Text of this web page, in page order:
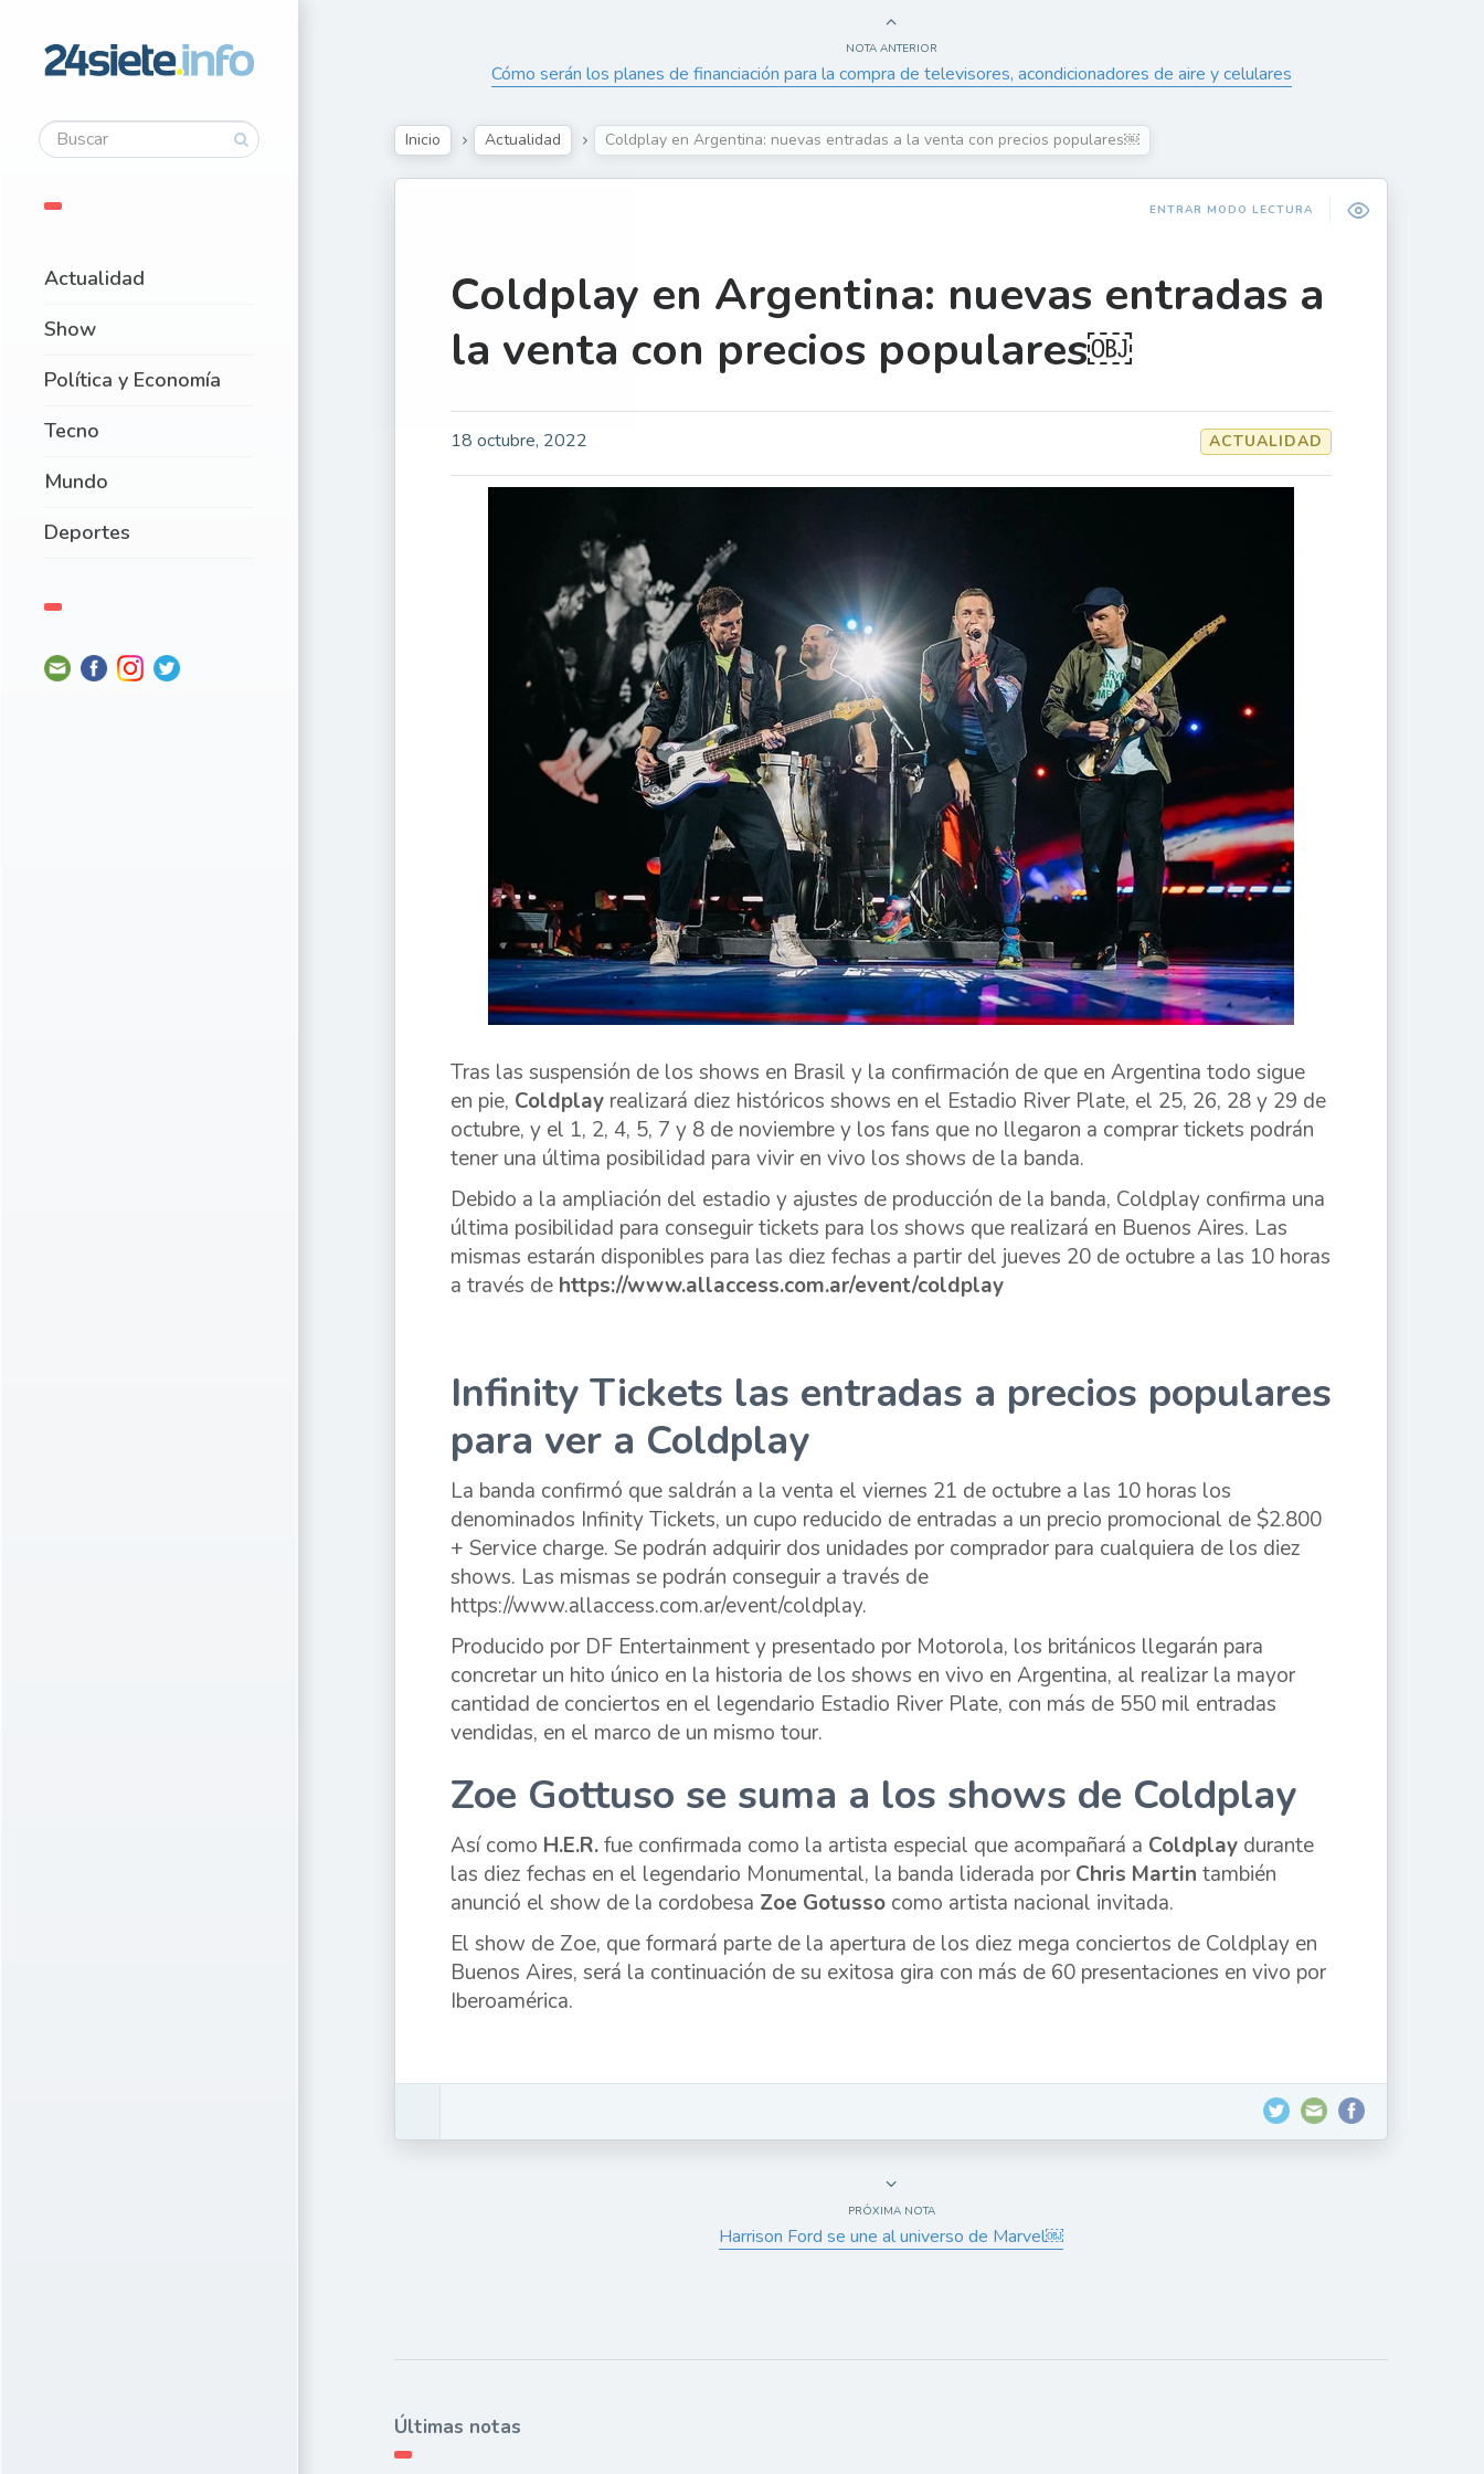
Actualidad
Show
Política y Economía
Tecno
Mundo
Deportes
NOTA ANTERIOR
Cómo serán los planes de financiación para la compra de televisores, acondicionadores de aire y celulares
Inicio Actualidad Coldplay en Argentina: nuevas entradas a la venta con precios populares￼
ENTRAR MODO LECTURA
Coldplay en Argentina: nuevas entradas a
la venta con precios populares￼
18 octubre, 2022 ACTUALIDAD
Tras las suspensión de los shows en Brasil y la confirmación de que en Argentina todo sigue
en pie, Coldplay realizará diez históricos shows en el Estadio River Plate, el 25, 26, 28 y 29 de
octubre, y el 1, 2, 4, 5, 7 y 8 de noviembre y los fans que no llegaron a comprar tickets podrán
tener una última posibilidad para vivir en vivo los shows de la banda.
Debido a la ampliación del estadio y ajustes de producción de la banda, Coldplay confirma una
última posibilidad para conseguir tickets para los shows que realizará en Buenos Aires. Las
mismas estarán disponibles para las diez fechas a partir del jueves 20 de octubre a las 10 horas
a través de https://www.allaccess.com.ar/event/coldplay
Infinity Tickets las entradas a precios populares
para ver a Coldplay
La banda confirmó que saldrán a la venta el viernes 21 de octubre a las 10 horas los
denominados Infinity Tickets, un cupo reducido de entradas a un precio promocional de $2.800
+ Service charge. Se podrán adquirir dos unidades por comprador para cualquiera de los diez
shows. Las mismas se podrán conseguir a través de
https://www.allaccess.com.ar/event/coldplay.
Producido por DF Entertainment y presentado por Motorola, los británicos llegarán para
concretar un hito único en la historia de los shows en vivo en Argentina, al realizar la mayor
cantidad de conciertos en el legendario Estadio River Plate, con más de 550 mil entradas
vendidas, en el marco de un mismo tour.
Zoe Gottuso se suma a los shows de Coldplay
Así como H.E.R.fue confirmada como la artista especial que acompañará a Coldplay durante
las diez fechas en el legendario Monumental, la banda liderada por Chris Martin también
anunció el show de la cordobesa Zoe Gotusso como artista nacional invitada.
El show de Zoe, que formará parte de la apertura de los diez mega conciertos de Coldplay en
Buenos Aires, será la continuación de su exitosa gira con más de 60 presentaciones en vivo por
Iberoamérica.
PRÓXIMA NOTA
Harrison Ford se une al universo de Marvel￼
Últimas notas